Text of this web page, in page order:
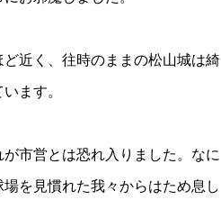
近く、往時のままの松山城は綺
ます。
市営とは恐れ入りました。なに
を見慣れた我々からはため息し